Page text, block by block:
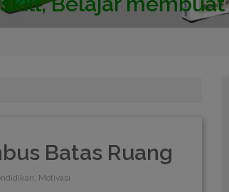
Batas Ruang
Motivasi